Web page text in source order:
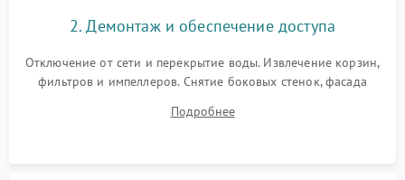
2. Демонтаж и обеспечение доступа
Отключение от сети и перекрытие воды. Извлечение корзин,
фильтров и импеллеров. Снятие боковых стенок, фасада
циркуляционному насосу, ТЭНу и сливной помпе.
Подробнее